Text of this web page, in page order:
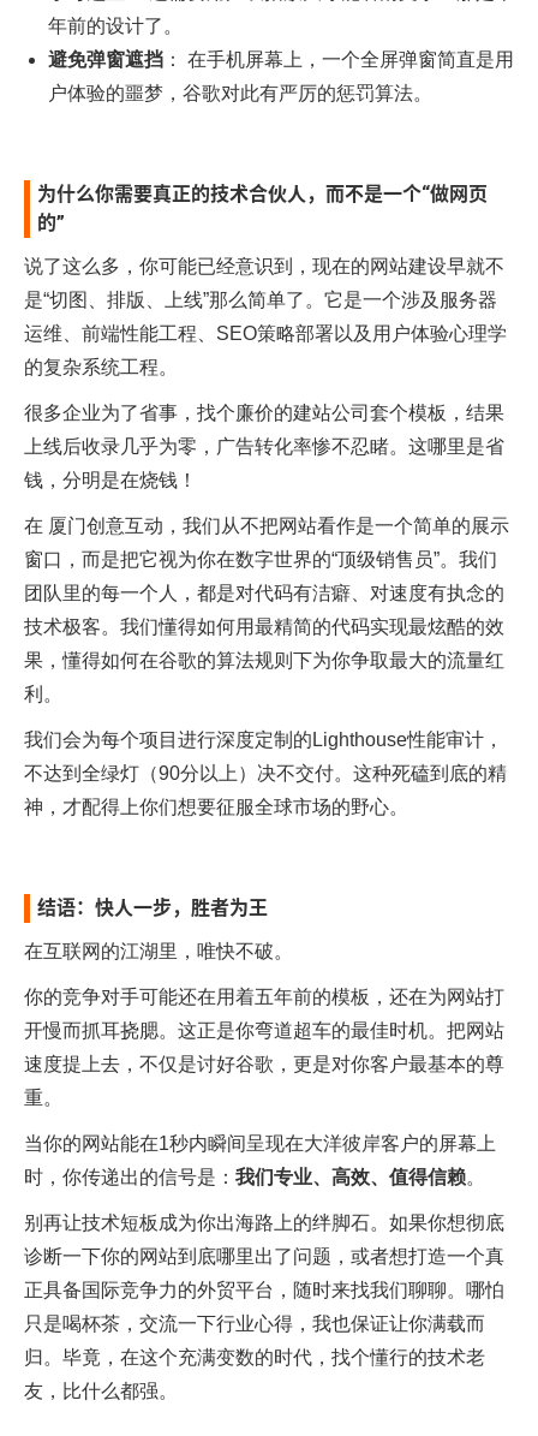
年前的设计了。
避免弹窗遮挡 ： 在手机屏幕上，一个全屏弹窗简直是用
户体验的噩梦，谷歌对此有严厉的惩罚算法。
为什么你需要真正的技术合伙人，而不是一个“做网页
的”
说了这么多，你可能已经意识到，现在的网站建设早就不
是“切图、排版、上线”那么简单了。它是一个涉及服务器
运维、前端性能工程、SEO策略部署以及用户体验心理学
的复杂系统工程。
很多企业为了省事，找个廉价的建站公司套个模板，结果
上线后收录几乎为零，广告转化率惨不忍睹。这哪里是省
钱，分明是在烧钱！
在 厦门创意互动 ，我们从不把网站看作是一个简单的展示
窗口，而是把它视为你在数字世界的“顶级销售员”。我们
团队里的每一个人，都是对代码有洁癖、对速度有执念的
技术极客。我们懂得如何用最精简的代码实现最炫酷的效
果，懂得如何在谷歌的算法规则下为你争取最大的流量红
利。
我们会为每个项目进行深度定制的Lighthouse性能审计，
不达到全绿灯（90分以上）决不交付。这种死磕到底的精
神，才配得上你们想要征服全球市场的野心。
结语：快人一步，胜者为王
在互联网的江湖里，唯快不破。
你的竞争对手可能还在用着五年前的模板，还在为网站打
开慢而抓耳挠腮。这正是你弯道超车的最佳时机。把网站
速度提上去，不仅是讨好谷歌，更是对你客户最基本的尊
重。
当你的网站能在1秒内瞬间呈现在大洋彼岸客户的屏幕上
时，你传递出的信号是： 我们专业、高效、值得信赖。
别再让技术短板成为你出海路上的绊脚石。如果你想彻底
诊断一下你的网站到底哪里出了问题，或者想打造一个真
正具备国际竞争力的外贸平台，随时来找我们聊聊。哪怕
只是喝杯茶，交流一下行业心得，我也保证让你满载而
归。毕竟，在这个充满变数的时代，找个懂行的技术老
友，比什么都强。